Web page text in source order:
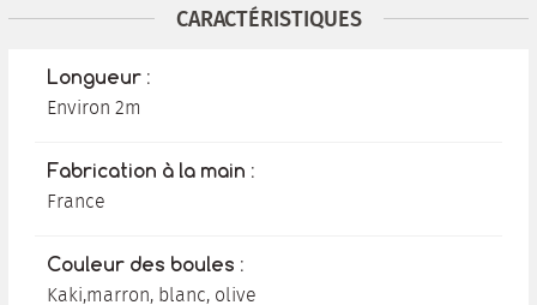
CARACTÉRISTIQUES
Longueur :
Environ 2m
Fabrication à la main :
France
Couleur des boules :
Kaki,marron, blanc, olive